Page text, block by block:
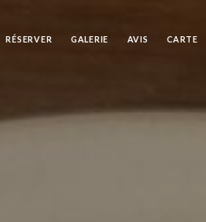
RÉSERVER GALERIE AVIS CARTE